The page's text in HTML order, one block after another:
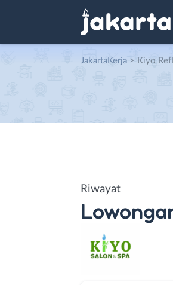
JakartaKerja > Kiyo
Riwayat